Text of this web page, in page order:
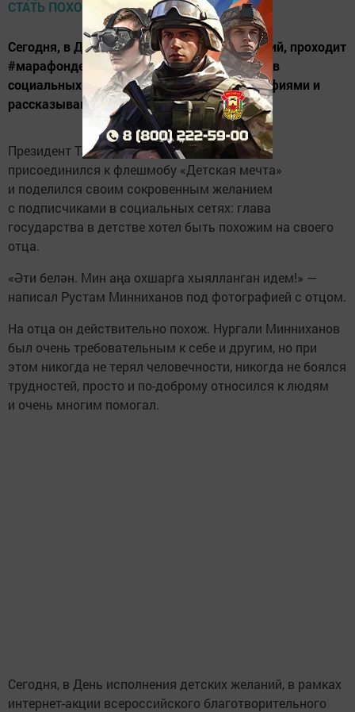
Сегодня, в День исполнения детских желаний, проходит
#марафондетскихжеланий – пользователи в
социальных сетях делятся своими фотографиями и
рассказывают, о чем мечтали.
Президент Татарстана Рустам Минниханов
присоединился к флешмобу «Детская мечта»
и поделился своим сокровенным желанием
с подписчиками в социальных сетях: глава
государства в детстве хотел быть похожим на своего
отца.
«Әти белән. Мин аңа охшарга хыялланган идем!» —
написал Рустам Минниханов под фотографией с отцом.
На отца он действительно похож. Нургали Минниханов
был очень требовательным к себе и другим, но при
этом никогда не терял человечности, никогда не боялся
трудностей, просто и по-доброму относился к людям
и очень многим помогал.
Сегодня, в День исполнения детских желаний, в рамках
интернет-акции всероссийского благотворительного